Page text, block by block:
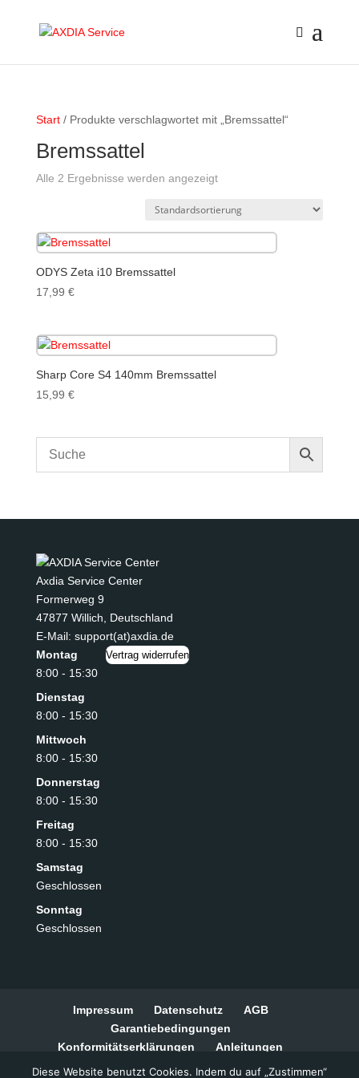
Start/ Produkte verschlagwortet mit „Bremssattel“
Bremssattel
Alle 2 Ergebnisse werden angezeigt
ODYS Zeta i10 Bremssattel
17,99 €
Sharp Core S4 140mm Bremssattel
15,99 €
Axdia Service Center
Formerweg 9
47877 Willich, Deutschland
E-Mail: support(at)axdia.de
Montag
8:00 - 15:30
Dienstag
8:00 - 15:30
Mittwoch
8:00 - 15:30
Donnerstag
8:00 - 15:30
Freitag
8:00 - 15:30
Samstag
Geschlossen
Sonntag
Geschlossen
Vertrag widerrufen
Impressum Datenschutz
AGB
Garantiebedingungen
Konformitätserklärungen
Anleitungen
Widerrufsbelehrung
Zahlungsarten
Diese Website benutzt Cookies. Indem du auf „Zustimmen“